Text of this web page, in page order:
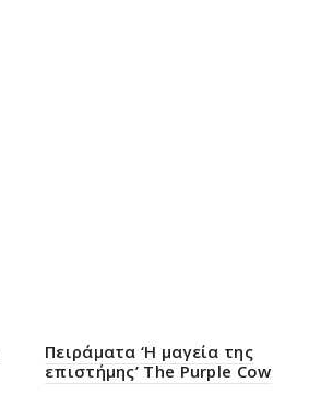
Πειράματα ‘Η μαγεία της
επιστήμης’ The Purple Cow